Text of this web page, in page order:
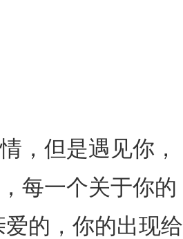
但是遇见你，
每一个关于你的
的，你的出现给